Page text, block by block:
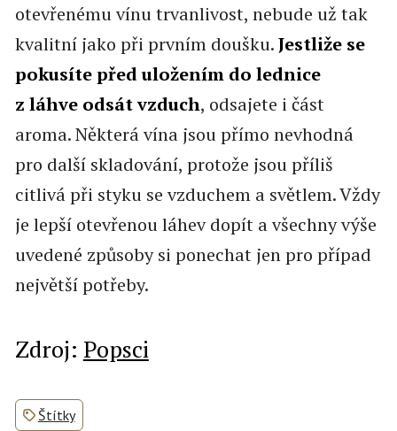
otevřenému vínu trvanlivost, nebude už tak
kvalitní jako při prvním doušku.Jestliže se
pokusíte před uložením do lednice
z láhve odsát vzduch, odsajete i část
aroma. Některá vína jsou přímo nevhodná
pro další skladování, protože jsou příliš
citlivá při styku se vzduchem a světlem. Vždy
je lepší otevřenou láhev dopít a všechny výše
uvedené způsoby si ponechat jen pro případ
největší potřeby.
Zdroj: Popsci
Štítky